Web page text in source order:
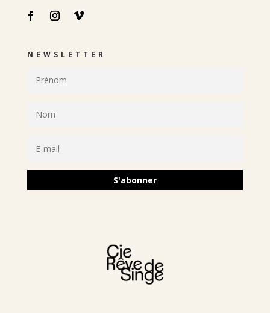
NEWSLETTER
S'abonner